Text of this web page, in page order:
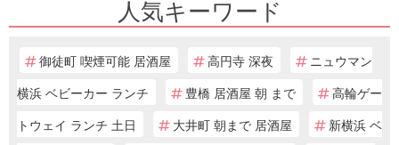
人気キーワード
御徒町 喫煙可能 居酒屋 高円寺 深夜
ニュウマン
横浜 ベビーカー ランチ
豊橋 居酒屋 朝 まで
高輪ゲー
トウェイ ランチ 土日
大井町 朝まで 居酒屋
新横浜 ベ